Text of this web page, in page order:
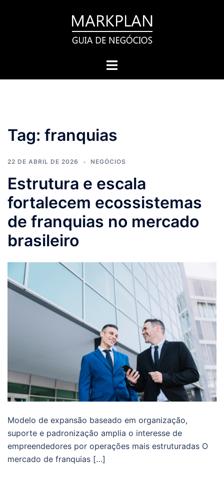
Toggle
Tag: franquias
22 DE ABRIL DE 2026 NEGÓCIOS
Estrutura e escala
fortalecem ecossistemas
de franquias no mercado
brasileiro
Modelo de expansão baseado em organização,
suporte e padronização amplia o interesse de
empreendedores por operações mais estruturadas O
mercado de franquias […]